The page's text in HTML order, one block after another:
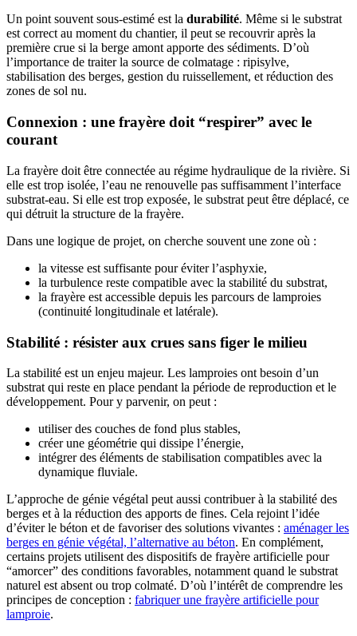
Un point souvent sous-estimé est la durabilité. Même si le substrat
est correct au moment du chantier, il peut se recouvrir après la
première crue si la berge amont apporte des sédiments. D’où
l’importance de traiter la source de colmatage : ripisylve,
stabilisation des berges, gestion du ruissellement, et réduction des
zones de sol nu.
Connexion : une frayère doit “respirer” avec le
courant
La frayère doit être connectée au régime hydraulique de la rivière. Si
elle est trop isolée, l’eau ne renouvelle pas suffisamment l’interface
substrat-eau. Si elle est trop exposée, le substrat peut être déplacé, ce
qui détruit la structure de la frayère.
Dans une logique de projet, on cherche souvent une zone où :
la vitesse est suffisante pour éviter l’asphyxie,
la turbulence reste compatible avec la stabilité du substrat,
la frayère est accessible depuis les parcours de lamproies
(continuité longitudinale et latérale).
Stabilité : résister aux crues sans figer le milieu
La stabilité est un enjeu majeur. Les lamproies ont besoin d’un
substrat qui reste en place pendant la période de reproduction et le
développement. Pour y parvenir, on peut :
utiliser des couches de fond plus stables,
créer une géométrie qui dissipe l’énergie,
intégrer des éléments de stabilisation compatibles avec la
dynamique fluviale.
L’approche de génie végétal peut aussi contribuer à la stabilité des
berges et à la réduction des apports de fines. Cela rejoint l’idée
d’éviter le béton et de favoriser des solutions vivantes : aménager les
berges en génie végétal, l’alternative au béton. En complément,
certains projets utilisent des dispositifs de frayère artificielle pour
“amorcer” des conditions favorables, notamment quand le substrat
naturel est absent ou trop colmaté. D’où l’intérêt de comprendre les
principes de conception : fabriquer une frayère artificielle pour
lamproie.